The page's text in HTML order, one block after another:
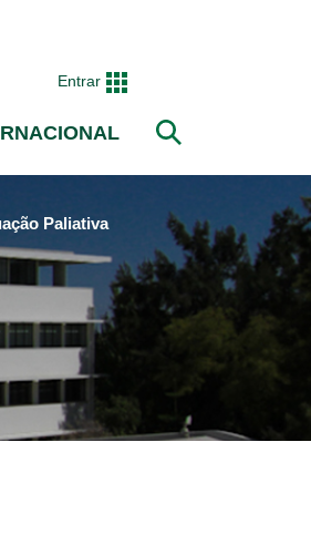
Entrar
Paliativa